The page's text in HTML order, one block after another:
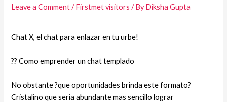
Leave a Comment /Firstmet visitors / ByDiksha Gupta
Chat X, el chat para enlazar en tu urbe!
?? Como emprender un chat templado
No obstante ?que oportunidades brinda este formato?
Cristalino que seri­a abundante mas sencillo lograr